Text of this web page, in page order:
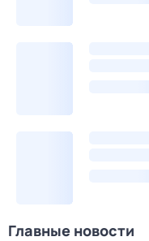
Главные новости